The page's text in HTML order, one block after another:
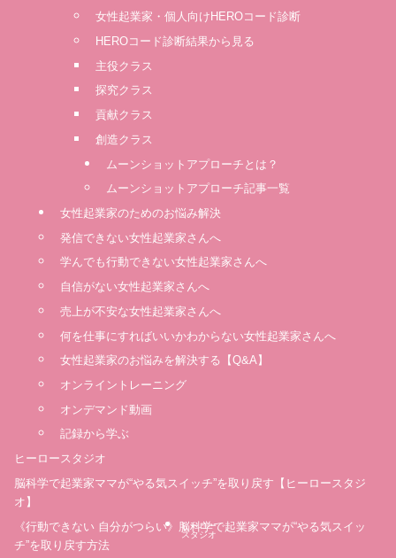
女性起業家・個人向けHEROコード診断
HEROコード診断結果から見る
主役クラス
探究クラス
貢献クラス
創造クラス
ムーンショットアプローチとは？
ムーンショットアプローチ記事一覧
女性起業家のためのお悩み解決
発信できない女性起業家さんへ
学んでも行動できない女性起業家さんへ
自信がない女性起業家さんへ
売上が不安な女性起業家さんへ
何を仕事にすればいいかわからない女性起業家さんへ
女性起業家のお悩みを解決する【Q&A】
オンライントレーニング
オンデマンド動画
記録から学ぶ
ヒーロースタジオ
脳科学で起業家ママが“やる気スイッチ”を取り戻す【ヒーロースタジ
オ】
《行動できない 自分がつらい》脳科学で起業家ママが“やる気スイッ
チ”を取り戻す方法
ヒーロー
スタジオ